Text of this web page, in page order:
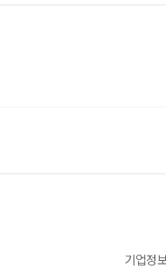
기업정